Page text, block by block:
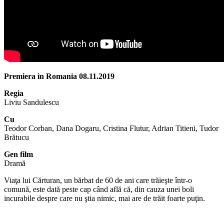
Premiera in Romania 08.11.2019
Regia
Liviu Sandulescu
Cu
Teodor Corban, Dana Dogaru, Cristina Flutur, Adrian Titieni, Tudor
Brătucu
Gen film
Dramă
Viaţa lui Cărturan, un bărbat de 60 de ani care trăieşte într-o
comună, este dată peste cap când află că, din cauza unei boli
incurabile despre care nu ştia nimic, mai are de trăit foarte puţin.